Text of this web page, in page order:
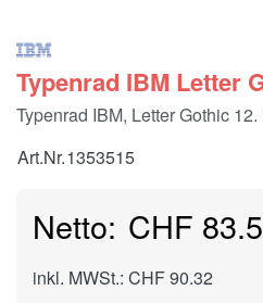
Typenrad IBM Letter
Typenrad IBM, Letter Gothic
Art.Nr.1353515
CHF
inkl. MWSt.: CHF 90.32